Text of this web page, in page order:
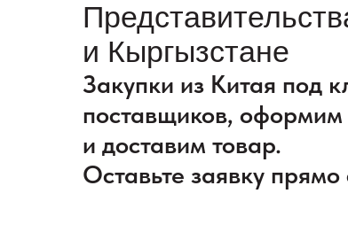
и Кыргызстане
Закупки из Китая под
поставщиков, оформим
и доставим товар.
Оставьте заявку прямо